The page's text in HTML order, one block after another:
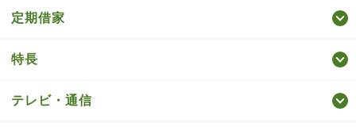
定期借家
特長
テレビ・通信